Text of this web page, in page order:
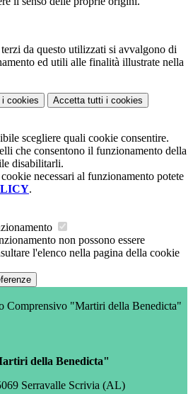
da questo utilizzati si avvalgono di
ed utili alle finalità illustrate nella
i cookies Accetta tutti i cookies
scegliere quali cookie consentire.
che consentono il funzionamento della
disabilitarli.
necessari al funzionamento potete
.
non possono essere
l'elenco nella pagina della cookie
Comprensivo "Martiri della Benedicta"
della Benedicta"
Serravalle Scrivia (AL)